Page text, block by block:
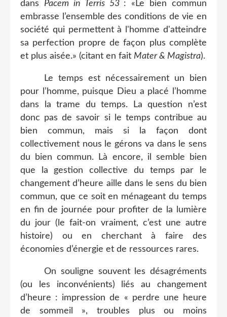
dans Pacem in Terris 53 : «Le bien commun
embrasse l’ensemble des conditions de vie en
société qui permettent à l'homme d'atteindre
sa perfection propre de façon plus complète
et plus aisée.» (citant en fait Mater & Magistra).
Le temps est nécessairement un bien
pour l’homme, puisque Dieu a placé l’homme
dans la trame du temps. La question n’est
donc pas de savoir si le temps contribue au
bien commun, mais si la façon dont
collectivement nous le gérons va dans le sens
du bien commun. Là encore, il semble bien
que la gestion collective du temps par le
changement d’heure aille dans le sens du bien
commun, que ce soit en ménageant du temps
en fin de journée pour profiter de la lumière
du jour (le fait-on vraiment, c’est une autre
histoire) ou en cherchant à faire des
économies d’énergie et de ressources rares.
On souligne souvent les désagréments
(ou les inconvénients) liés au changement
d’heure : impression de « perdre une heure
de sommeil », troubles plus ou moins